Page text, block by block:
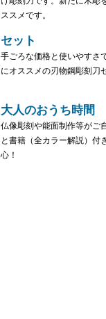
ススメです。
セット
手ごろな価格と使いやすさ
にオススメの刃物鋼彫刻刀
大人のおうち時間
仏像彫刻や能面制作等がご
と書籍（全カラー解説）付
心！